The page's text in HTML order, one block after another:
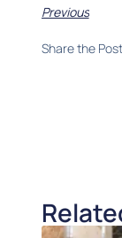
Previous
Share the